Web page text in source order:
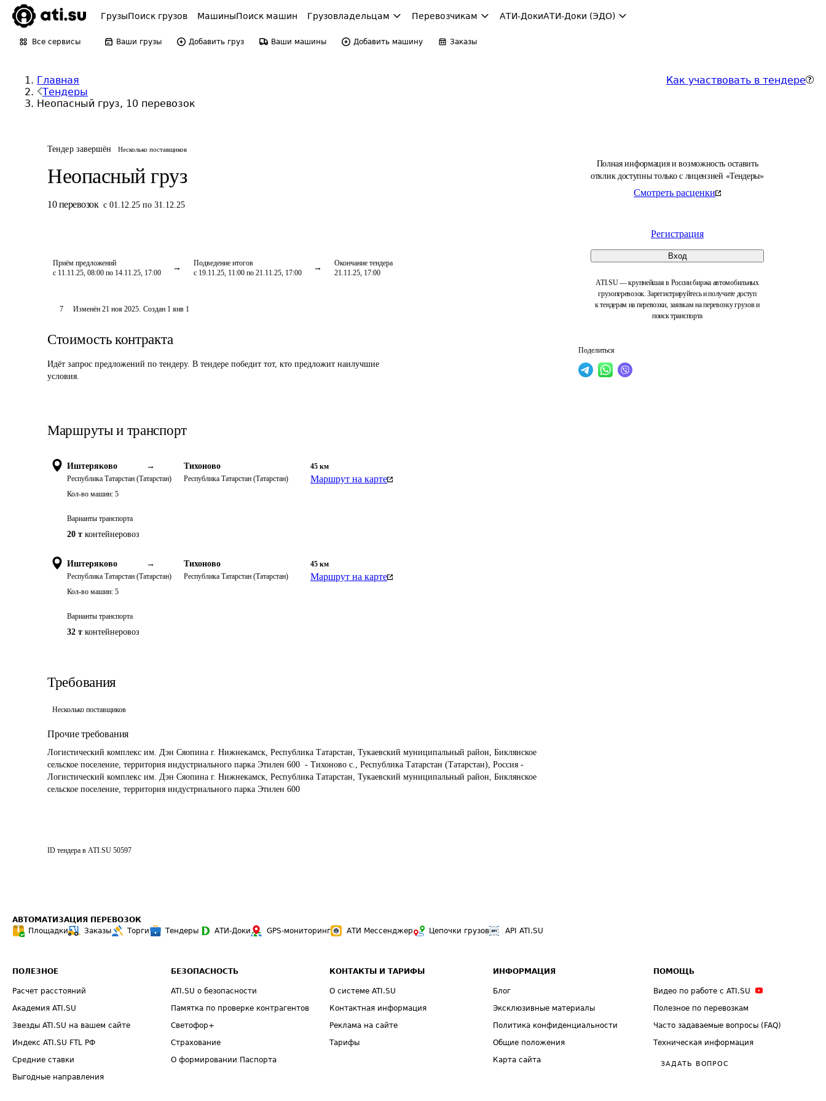
ГрузыПоиск грузов МашиныПоиск машин Грузовладельцам Перевозчикам АТИ-ДокиАТИ-Доки (ЭДО)
Все сервисы Ваши грузы Добавить груз Ваши машины Добавить машину Заказы
Главная
Тендеры
Неопасный груз, 10 перевозок
Как участвовать в тендере
Тендер завершён Несколько поставщиков
Неопасный груз
10 перевозок с 01.12.25 по 31.12.25
Приём предложений
с 11.11.25, 08:00 по 14.11.25, 17:00
Подведение итогов
с 19.11.25, 11:00 по 21.11.25, 17:00
Окончание тендера
21.11.25, 17:00
Полная информация и возможность оставить
отклик доступны только с лицензией «Тендеры»
Смотреть расценки
Регистрация
Вход
ATI.SU — крупнейшая в России биржа автомобильных
грузоперевозок. Зарегистрируйтесь и получите доступ
к тендерам на перевозки, заявкам на перевозку грузов и
поиск транспорта
Поделиться
7 Изменён 21 ноя 2025. Создан 1 янв 1
Стоимость контракта
Идёт запрос предложений по тендеру. В тендере победит тот, кто предложит наилучшие
условия.
Маршруты и транспорт
Иштеряково →
Республика Татарстан (Татарстан)
Тихоново
Республика Татарстан (Татарстан)
45 км
Маршрут на карте
Кол-во машин: 5
Варианты транспорта
20 т контейнеровоз
Иштеряково →
Республика Татарстан (Татарстан)
Тихоново
Республика Татарстан (Татарстан)
45 км
Маршрут на карте
Кол-во машин: 5
Варианты транспорта
32 т контейнеровоз
Требования
Несколько поставщиков
Прочие требования
Логистический комплекс им. Дэн Сяопина г. Нижнекамск, Республика Татарстан, Тукаевский муниципальный район, Биклянское
сельское поселение, территория индустриального парка Этилен 600  - Тихоново с., Республика Татарстан (Татарстан), Россия -
Логистический комплекс им. Дэн Сяопина г. Нижнекамск, Республика Татарстан, Тукаевский муниципальный район, Биклянское
сельское поселение, территория индустриального парка Этилен 600
ID тендера в ATI.SU 50597
АВТОМАТИЗАЦИЯ ПЕРЕВОЗОК
Площадки
Заказы Торги Тендеры АТИ-Доки GPS-мониторинг АТИ Мессенджер Цепочки грузов API ATI.SU
ПОЛЕЗНОЕ
Расчет расстояний
Академия ATI.SU
Звезды ATI.SU на вашем сайте
Индекс ATI.SU FTL РФ
Средние ставки
Выгодные направления
БЕЗОПАСНОСТЬ
ATI.SU о безопасности
Памятка по проверке контрагентов
Светофор+
Страхование
О формировании Паспорта
КОНТАКТЫ И ТАРИФЫ
О системе ATI.SU
Контактная информация
Реклама на сайте
Тарифы
ИНФОРМАЦИЯ
Блог
Эксклюзивные материалы
Политика конфиденциальности
Общие положения
Карта сайта
ПОМОЩЬ
Видео по работе с ATI.SU
Полезное по перевозкам
Часто задаваемые вопросы (FAQ)
Техническая информация
ЗАДАТЬ ВОПРОС